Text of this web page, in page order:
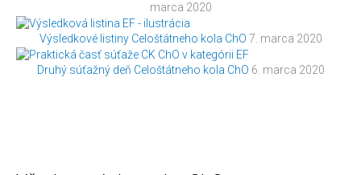
marca 2020
Výsledkové listiny Celoštátneho kola ChO 7. marca 2020
Druhý súťažný deň Celoštátneho kola ChO 6. marca 2020